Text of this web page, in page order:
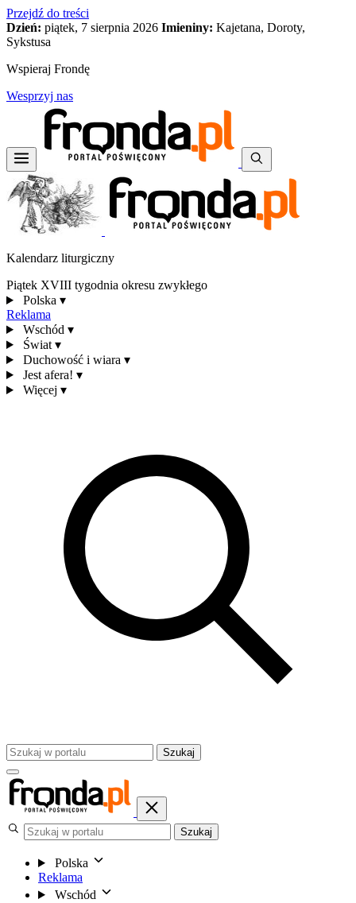
Przejdź do treści
Dzień: piątek, 7 sierpnia 2026 Imieniny: Kajetana, Doroty,
Sykstusa
Wspieraj Frondę
Wesprzyj nas
Kalendarz liturgiczny
Piątek XVIII tygodnia okresu zwykłego
Polska ▾
Reklama
Wschód ▾
Świat ▾
Duchowość i wiara ▾
Jest afera! ▾
Więcej ▾
Szukaj
Szukaj
Polska
Reklama
Wschód